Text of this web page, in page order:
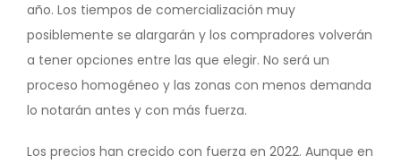
año. Los tiempos de comercialización muy
posiblemente se alargarán y los compradores volverán
a tener opciones entre las que elegir. No será un
proceso homogéneo y las zonas con menos demanda
lo notarán antes y con más fuerza.
Los precios han crecido con fuerza en 2022. Aunque en